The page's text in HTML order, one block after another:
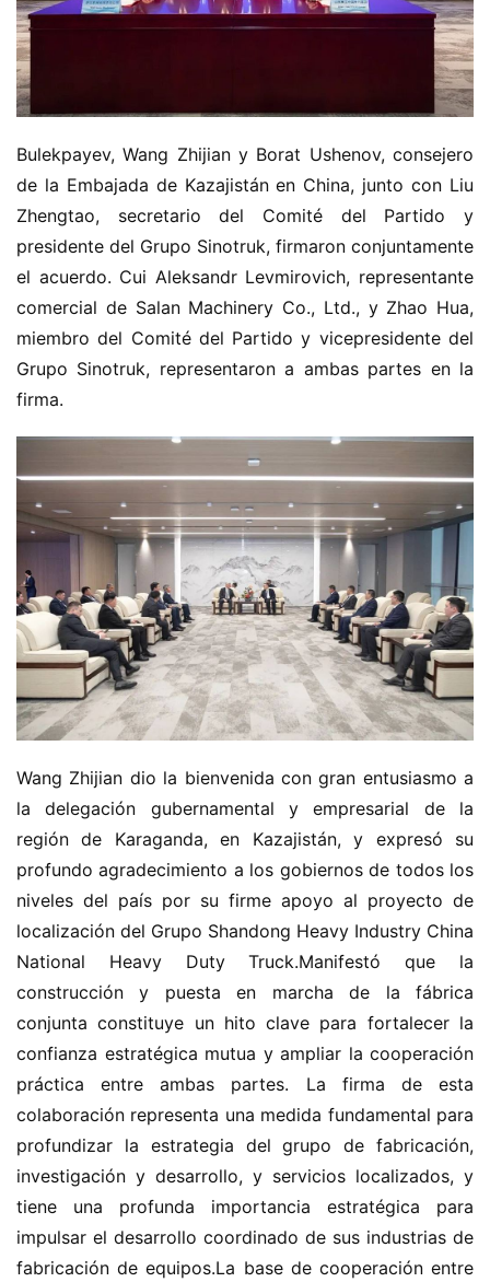
H
o
e
c
a
m
n
c
h
i
n
m
i
ó
Sign in Sign up
Bulekpayev, Wang Zhijian y Borat Ushenov, consejero
de la Embajada de Kazajistán en China, junto con Liu
Zhengtao, secretario del Comité del Partido y
presidente del Grupo Sinotruk, firmaron conjuntamente
el acuerdo. Cui Aleksandr Levmirovich, representante
comercial de Salan Machinery Co., Ltd., y Zhao Hua,
miembro del Comité del Partido y vicepresidente del
Grupo Sinotruk, representaron a ambas partes en la
firma.
Wang Zhijian dio la bienvenida con gran entusiasmo a
la delegación gubernamental y empresarial de la
región de Karaganda, en Kazajistán, y expresó su
profundo agradecimiento a los gobiernos de todos los
niveles del país por su firme apoyo al proyecto de
localización del Grupo Shandong Heavy Industry China
National Heavy Duty Truck.Manifestó que la
construcción y puesta en marcha de la fábrica
conjunta constituye un hito clave para fortalecer la
confianza estratégica mutua y ampliar la cooperación
práctica entre ambas partes. La firma de esta
colaboración representa una medida fundamental para
profundizar la estrategia del grupo de fabricación,
investigación y desarrollo, y servicios localizados, y
tiene una profunda importancia estratégica para
impulsar el desarrollo coordinado de sus industrias de
fabricación de equipos.La base de cooperación entre